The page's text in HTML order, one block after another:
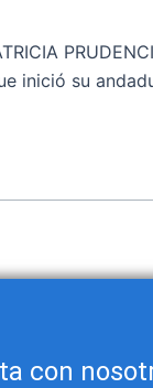
inició su
con